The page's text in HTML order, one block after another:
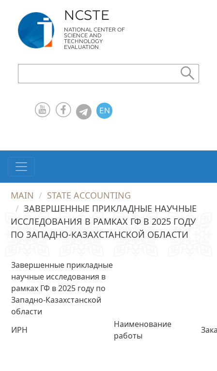
NCSTE
NATIONAL CENTER OF
SCIENCE AND
TECHNOLOGY
EVALUATION
EN
MAIN
STATE ACCOUNTING
ЗАВЕРШЕННЫЕ ПРИКЛАДНЫЕ НАУЧНЫЕ
ИССЛЕДОВАНИЯ В РАМКАХ ГФ В 2025 ГОДУ
ПО ЗАПАДНО-КАЗАХСТАНСКОЙ ОБЛАСТИ
Завершенные прикладные
научные исследования в
рамках ГФ в 2025 году по
Западно-Казахстанской
области
ИРН
Наименование
работы